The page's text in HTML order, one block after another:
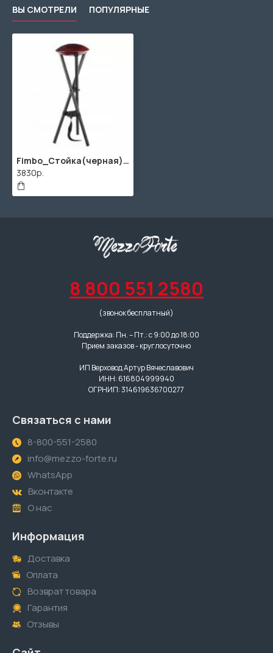
ВЫ СМОТРЕЛИ ПОПУЛЯРНЫЕ
Fimbo_Стойка(черная) Стойка для глюкофона/ханга, напольная, чёрная, Фимбо
3830р.
8 800 551 2580
(звонок бесплатный)
Поддержка: Пн. – Пт.: с 9:00 до 18:00
Прием заказов - круглосуточно
ИП Верховод Артур Вячеславович
ИНН: 616804999940
ОГРНИП: 314619636700277
Связаться с нами
8-800-551-2580
info@mezzo-forte.ru
WhatsApp
Вконтакте
О нас
Информация
Доставка
Оплата
Возврат товара
Гарантия
Отзывы